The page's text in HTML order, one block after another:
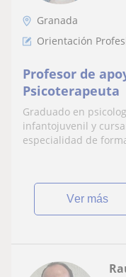
Granada
Orientación
Profesor de
Psicoterapeuta
Graduado en
infantojuvenil y
especialidad de
ver más